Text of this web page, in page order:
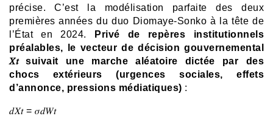
précise. C’est la modélisation parfaite des deux
premières années du duo Diomaye-Sonko à la tête de
l’État en 2024.
Privé de repères institutionnels
préalables, le vecteur de décision gouvernemental
𝑋𝑡 suivait une marche aléatoire dictée par des
chocs extérieurs (urgences sociales, effets
d’annonce, pressions médiatiques) :
𝑑𝑋𝑡 = 𝜎𝑑𝑊𝑡